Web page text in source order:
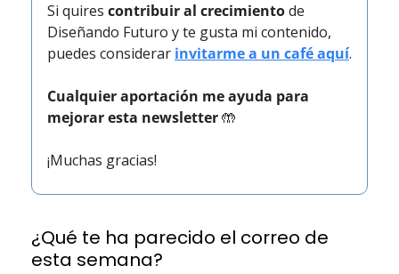
Si quires contribuir al crecimiento de
Diseñando Futuro y te gusta mi contenido,
puedes considerar invitarme a un café aquí.
Cualquier aportación me ayuda para
mejorar esta newsletter 🤲
¡Muchas gracias!
¿Qué te ha parecido el correo de
esta semana?